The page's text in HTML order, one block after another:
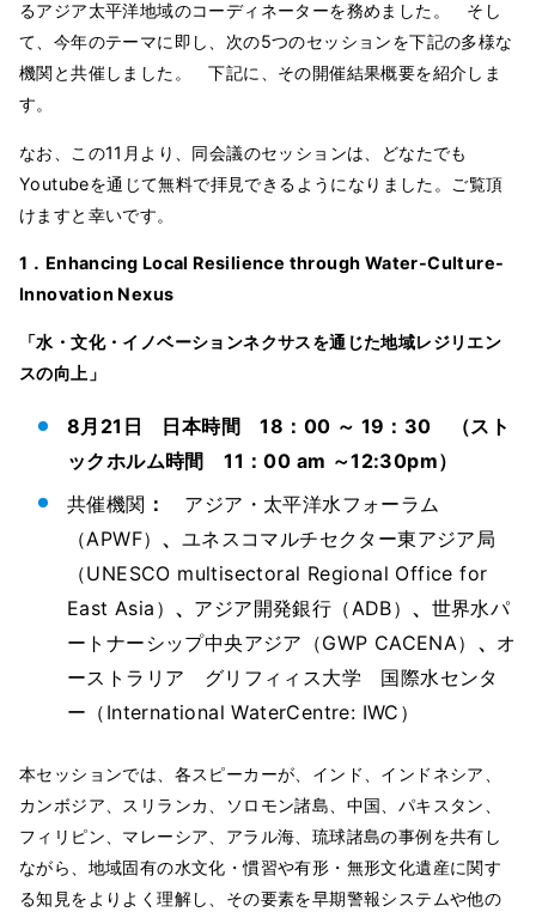
るアジア太平洋地域のコーディネーターを務めました。 そし
て、今年のテーマに即し、次の5つのセッションを下記の多様な
機関と共催しました。 下記に、その開催結果概要を紹介しま
す。
なお、この11月より、同会議のセッションは、どなたでも
Youtubeを通じて無料で拝見できるようになりました。ご覧頂
けますと幸いです。
1 ．Enhancing Local Resilience through Water-Culture-
Innovation Nexus
「水・文化・イノベーションネクサスを通じた地域レジリエン
スの向上」
8月21日 日本時間 18：00 ～ 19：30 （スト
ックホルム時間 11：00 am ～12:30pm）
共催機関 ： アジア・太平洋水フォーラム
（APWF） 、 ユネスコマルチセクター東アジア局
（UNESCO multisectoral Regional Office for
East Asia） 、 アジア開発銀行（ADB） 、 世界水パ
ートナーシップ中央アジア（GWP CACENA） 、 オ
ーストラリア グリフィィス大学 国際水センタ
ー（International WaterCentre: IWC）
本セッションでは、各スピーカーが、インド、インドネシア、
カンボジア、スリランカ、ソロモン諸島、中国、パキスタン、
フィリピン、マレーシア、アラル海、琉球諸島の事例を共有し
ながら、地域固有の水文化・慣習や有形・無形文化遺産に関す
る知見をよりよく理解し、その要素を早期警報システムや他の